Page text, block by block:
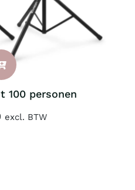
100 personen
excl. BTW